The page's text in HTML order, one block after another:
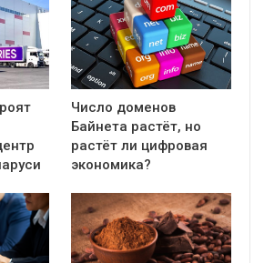
Число доменов
Байнета растёт, но
растёт ли цифровая
экономика?